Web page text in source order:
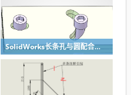
SolidWorks长条孔与圆配合，槽口与圆配合超快方法